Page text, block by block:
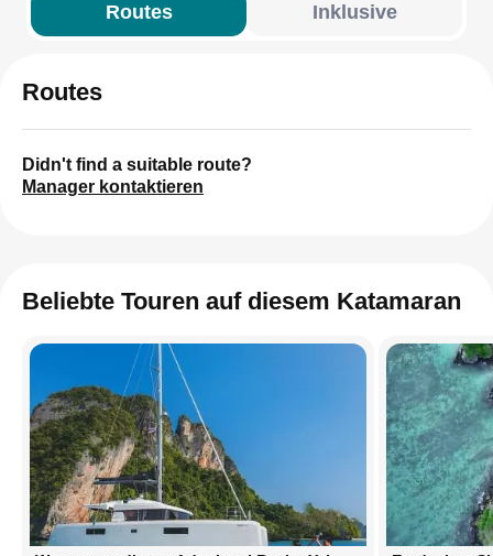
Routes Inklusive
Routes
Didn't find a suitable route?
Manager kontaktieren
Beliebte Touren auf diesem Katamaran